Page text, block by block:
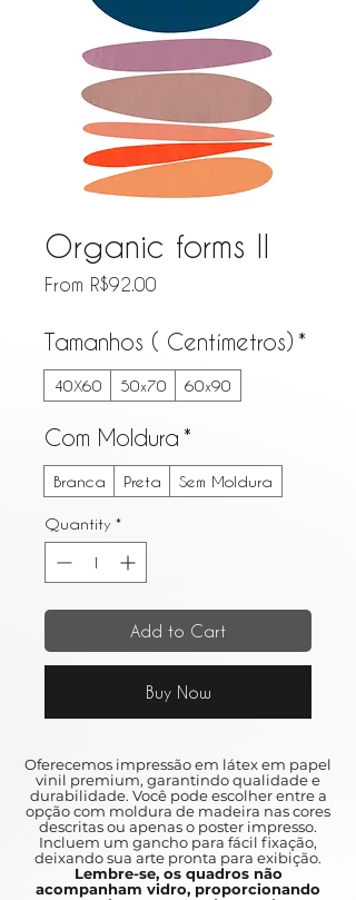
Organic forms II
From R$92.00
Tamanhos ( Centímetros) *
40X60 50x70 60x90
Com Moldura *
Branca Preta Sem Moldura
Quantity *
Add to Cart
Buy Now
Oferecemos impressão em látex em papel
vinil premium, garantindo qualidade e
durabilidade. Você pode escolher entre a
opção com moldura de madeira nas cores
descritas ou apenas o poster impresso.
Incluem um gancho para fácil fixação,
deixando sua arte pronta para exibição.
Lembre-se, os quadros não
acompanham vidro, proporcionando